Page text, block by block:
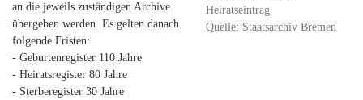
Heiratseintrag
Quelle: Staatsarchiv Bremen
an die jeweils zuständigen Archive
übergeben werden. Es gelten danach
folgende Fristen:
- Geburtenregister 110 Jahre
- Heiratsregister 80 Jahre
- Sterberegister 30 Jahre